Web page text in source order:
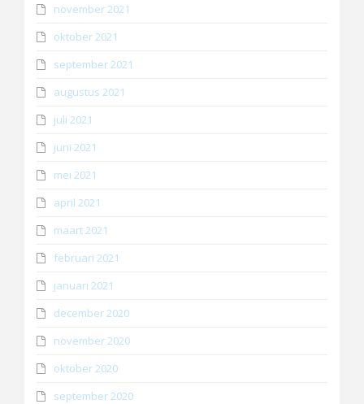
november 2021
oktober 2021
september 2021
augustus 2021
juli 2021
juni 2021
mei 2021
april 2021
maart 2021
februari 2021
januari 2021
december 2020
november 2020
oktober 2020
september 2020